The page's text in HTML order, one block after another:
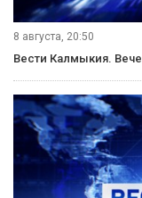
8 августа, 20:50
Вести Калмыкия.